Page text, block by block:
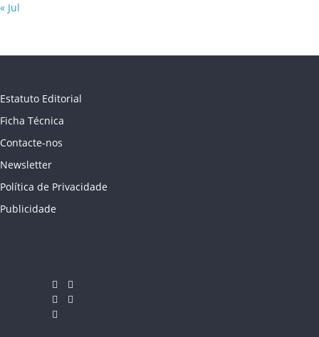
« Jul
Estatuto Editorial
Ficha Técnica
Contacte-nos
Newsletter
Política de Privacidade
Publicidade